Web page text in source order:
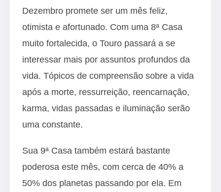
Dezembro promete ser um mês feliz,
otimista e afortunado. Com uma 8ª Casa
muito fortalecida, o Touro passará a se
interessar mais por assuntos profundos da
vida. Tópicos de compreensão sobre a vida
após a morte, ressurreição, reencarnação,
karma, vidas passadas e iluminação serão
uma constante.
Sua 9ª Casa também estará bastante
poderosa este mês, com cerca de 40% a
50% dos planetas passando por ela. Em